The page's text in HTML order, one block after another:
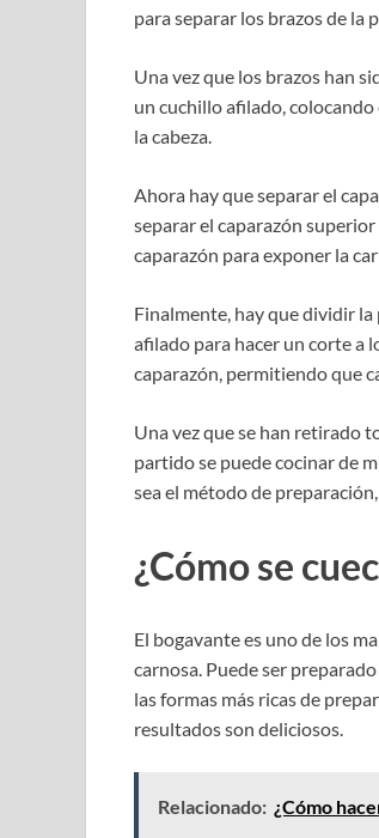
para separar los brazos de la
Una vez que los brazos han
un cuchillo afilado,
la cabeza.
Ahora hay que separar el
separar el caparazón
caparazón para exponer la
Finalmente, hay que dividir la
afilado para hacer un corte a
caparazón, permitiendo que
Una vez que se han retirado
partido se puede cocinar de
sea el método de
¿Cómo se
El bogavante es uno de los
carnosa. Puede ser
las formas más ricas de
resultados son deliciosos.
Relacionado: ¿Cómo